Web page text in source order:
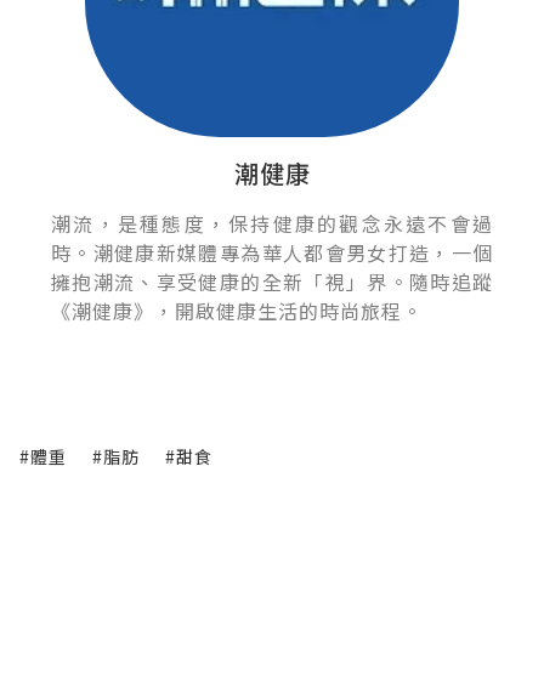
潮健康
潮流，是種態度，保持健康的觀念永遠不會過
時。潮健康新媒體專為華人都會男女打造，一個
擁抱潮流、享受健康的全新「視」界。隨時追蹤
《潮健康》，開啟健康生活的時尚旅程。
#體重 #脂肪 #甜食